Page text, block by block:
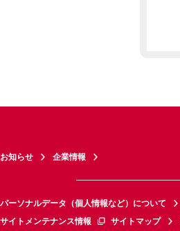
お知らせ 企業情報
パーソナルデータ（個人情報など）について
サイトメンテナンス情報
サイトマップ